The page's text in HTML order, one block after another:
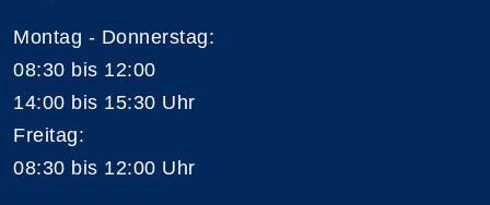
Montag - Donnerstag:
08:30 bis 12:00
14:00 bis 15:30 Uhr
Freitag:
08:30 bis 12:00 Uhr